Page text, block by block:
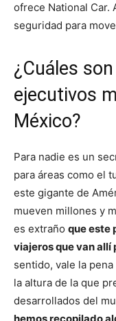
ofrece National Car.
seguridad para
¿Cuáles
ejecutivos
México?
Para nadie es un
para áreas como el
este gigante de
mueven millones y
es extraño que este
viajeros que van allí
sentido, vale la
la altura de la que
desarrollados del